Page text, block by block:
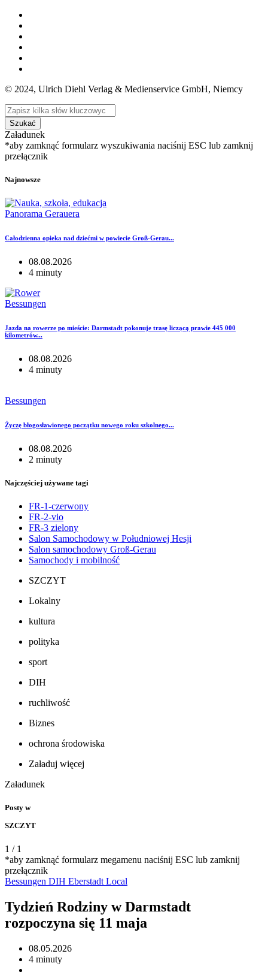
© 2024, Ulrich Diehl Verlag & Medienservice GmbH, Niemcy
Szukać
Załadunek
*aby zamknąć formularz wyszukiwania naciśnij ESC lub zamknij
przełącznik
Najnowsze
Panorama Gerauera
Całodzienna opieka nad dziećmi w powiecie Groß-Gerau...
08.08.2026
4 minuty
Bessungen
Jazda na rowerze po mieście: Darmstadt pokonuje trasę liczącą prawie 445 000
kilometrów...
08.08.2026
4 minuty
Bessungen
Życzę błogosławionego początku nowego roku szkolnego...
08.08.2026
2 minuty
Najczęściej używane tagi
FR-1-czerwony
FR-2-vio
FR-3 zielony
Salon Samochodowy w Południowej Hesji
Salon samochodowy Groß-Gerau
Samochody i mobilność
SZCZYT
Lokalny
kultura
polityka
sport
DIH
ruchliwość
Biznes
ochrona środowiska
Załaduj więcej
Załadunek
Posty w
SZCZYT
1 / 1
*aby zamknąć formularz megamenu naciśnij ESC lub zamknij
przełącznik
Bessungen DIH Eberstadt Local
Tydzień Rodziny w Darmstadt
rozpoczyna się 11 maja
08.05.2026
4 minuty